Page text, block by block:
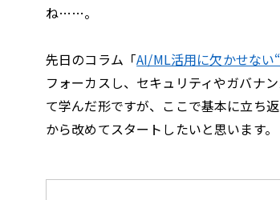
ね……。
先日のコラム「AI/ML活用に欠かせない
フォーカスし、セキュリティやガバナ
て学んだ形ですが、ここで基本に立ち
から改めてスタートしたいと思います。